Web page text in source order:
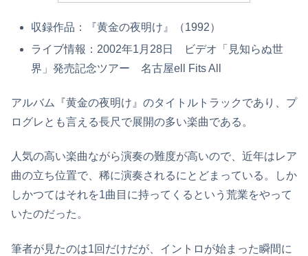
収録作品：『黄金の夜明け』（1992）
ライブ情報：2002年1月28日 ビデオ「見知らぬ世
界」発売記念ツアー 名古屋ell Fits All
アルバム『黄金の夜明け』のタイトルトラックであり、プ
ログレとも言える長尺で展開の多い楽曲である。
人気の高い楽曲ながら演奏の難度が高いので、近年はレア
曲の立ち位置で、稀に演奏されるにとどまっている。しか
しかつてはそれを1曲目に持ってくるという荒業をやって
いたのだった。
筆者が見たのは1回だけだが、イントロが始まった瞬間に